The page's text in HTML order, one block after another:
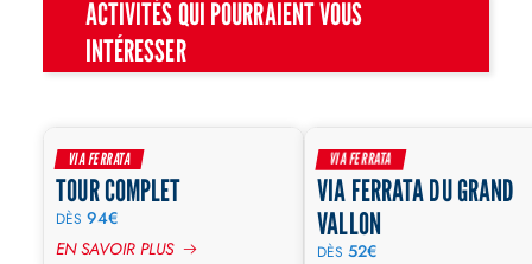
ACTIVITÉS QUI POURRAIENT VOUS
INTÉRESSER
VIA FERRATA
TOUR COMPLET
DÈS94€
EN SAVOIR PLUS
1/2
VIA FERRATA
VIA FERRATA DU GRAND
VALLON
DÈS52€